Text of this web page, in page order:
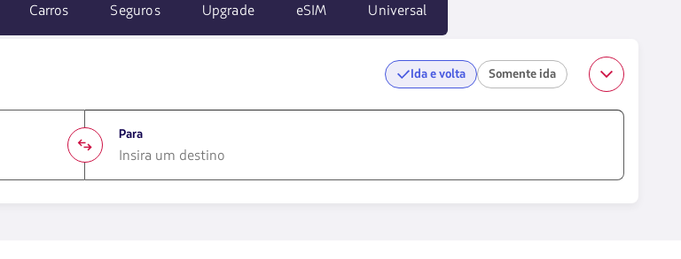
Carros Seguros Upgrade eSIM Universal
Ida e volta Somente ida
Para